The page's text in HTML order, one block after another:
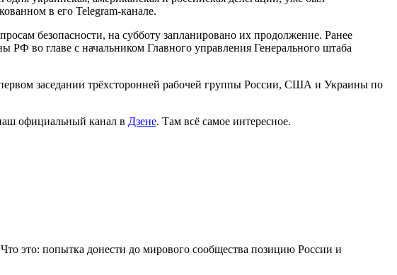
в его Telegram-канале.
безопасности, на субботу запланировано их продолжение. Ранее
во главе с начальником Главного управления Генерального штаба
заседании трёхсторонней рабочей группы России, США и Украины по
официальный канал в Дзене. Там всё самое интересное.
это: попытка донести до мирового сообщества позицию России и